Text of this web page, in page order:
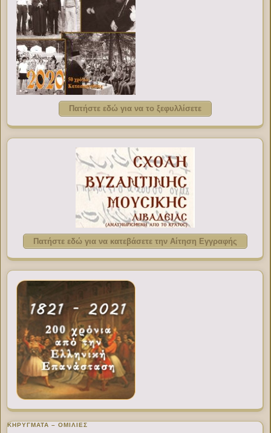
Πατήστε εδώ για να το ξεφυλλίσετε
Πατήστε εδώ για να κατεβάσετε την Αίτηση Εγγραφής
ΚΗΡΥΓΜΑΤΑ – ΟΜΙΛΙΕΣ